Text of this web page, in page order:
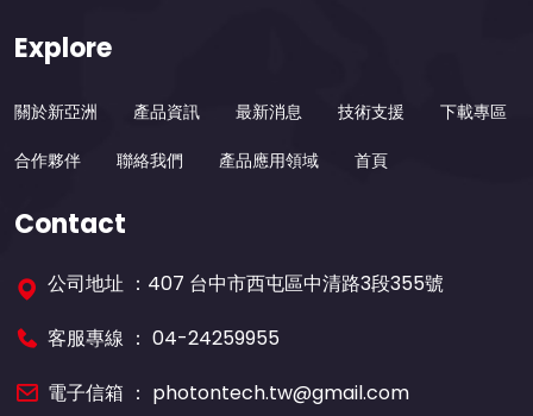
Explore
關於新亞洲 產品資訊 最新消息 技術支援 下載專區
合作夥伴 聯絡我們 產品應用領域 首頁
Contact
公司地址 ：407 台中市西屯區中清路3段355號
客服專線 ： 04-24259955
電子信箱 ： photontech.tw@gmail.com